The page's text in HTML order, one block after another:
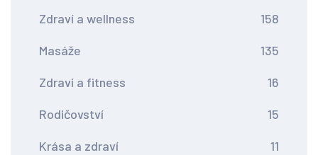
Zdraví a wellness 158
Masáže 135
Zdraví a fitness 16
Rodičovství 15
Krása a zdraví 11